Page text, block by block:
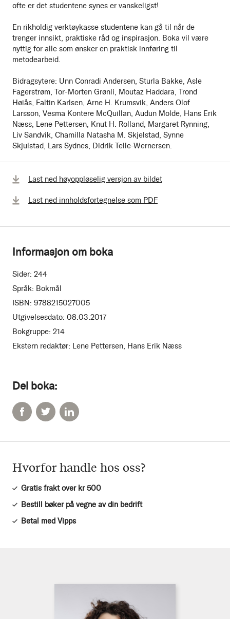
ofte er det studentene synes er vanskeligst!
En rikholdig verktøykasse studentene kan gå til når de
trenger innsikt, praktiske råd og inspirasjon. Boka vil være
nyttig for alle som ønsker en praktisk innføring til
metodearbeid.
Bidragsytere: Unn Conradi Andersen, Sturla Bakke, Asle
Fagerstrøm, Tor-Morten Grønli, Moutaz Haddara, Trond
Høiås, Faltin Karlsen, Arne H. Krumsvik, Anders Olof
Larsson, Vesma Kontere McQuillan, Audun Molde, Hans Erik
Næss, Lene Pettersen, Knut H. Rolland, Margaret Rynning,
Liv Sandvik, Chamilla Natasha M. Skjelstad, Synne
Skjulstad, Lars Sydnes, Didrik Telle-Wernersen.
Del boka:
Last ned høyoppløselig versjon av bildet
Last ned innholdsfortegnelse som PDF
Informasjon om boka
Sider: 244
Språk: Bokmål
ISBN: 9788215027005
Utgivelsesdato: 08.03.2017
Bokgruppe: 214
Ekstern redaktør: Lene Pettersen, Hans Erik Næss
Hvorfor handle hos oss?
Gratis frakt over kr 500
Bestill bøker på vegne av din bedrift
Betal med Vipps